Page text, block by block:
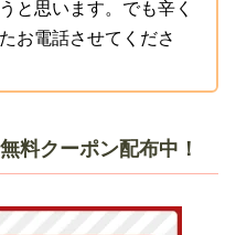
と思います。でも辛く
お電話させてくださ
料クーポン配布中！